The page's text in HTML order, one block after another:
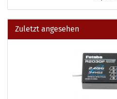
Zuletzt angesehen